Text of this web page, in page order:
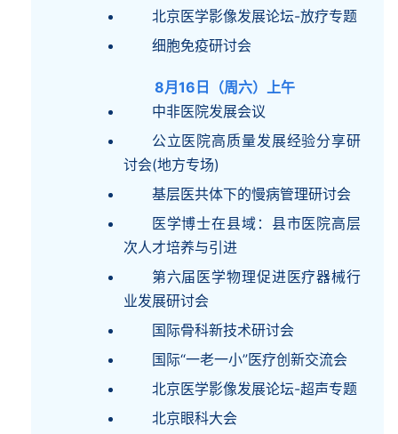
北京医学影像发展论坛-放疗专题
细胞免疫研讨会
8月16日（周六）上午
中非医院发展会议
公立医院高质量发展经验分享研
讨会(地方专场)
基层医共体下的慢病管理研讨会
医学博士在县域：县市医院高层
次人才培养与引进
第六届医学物理促进医疗器械行
业发展研讨会
国际骨科新技术研讨会
国际“一老一小”医疗创新交流会
北京医学影像发展论坛-超声专题
北京眼科大会